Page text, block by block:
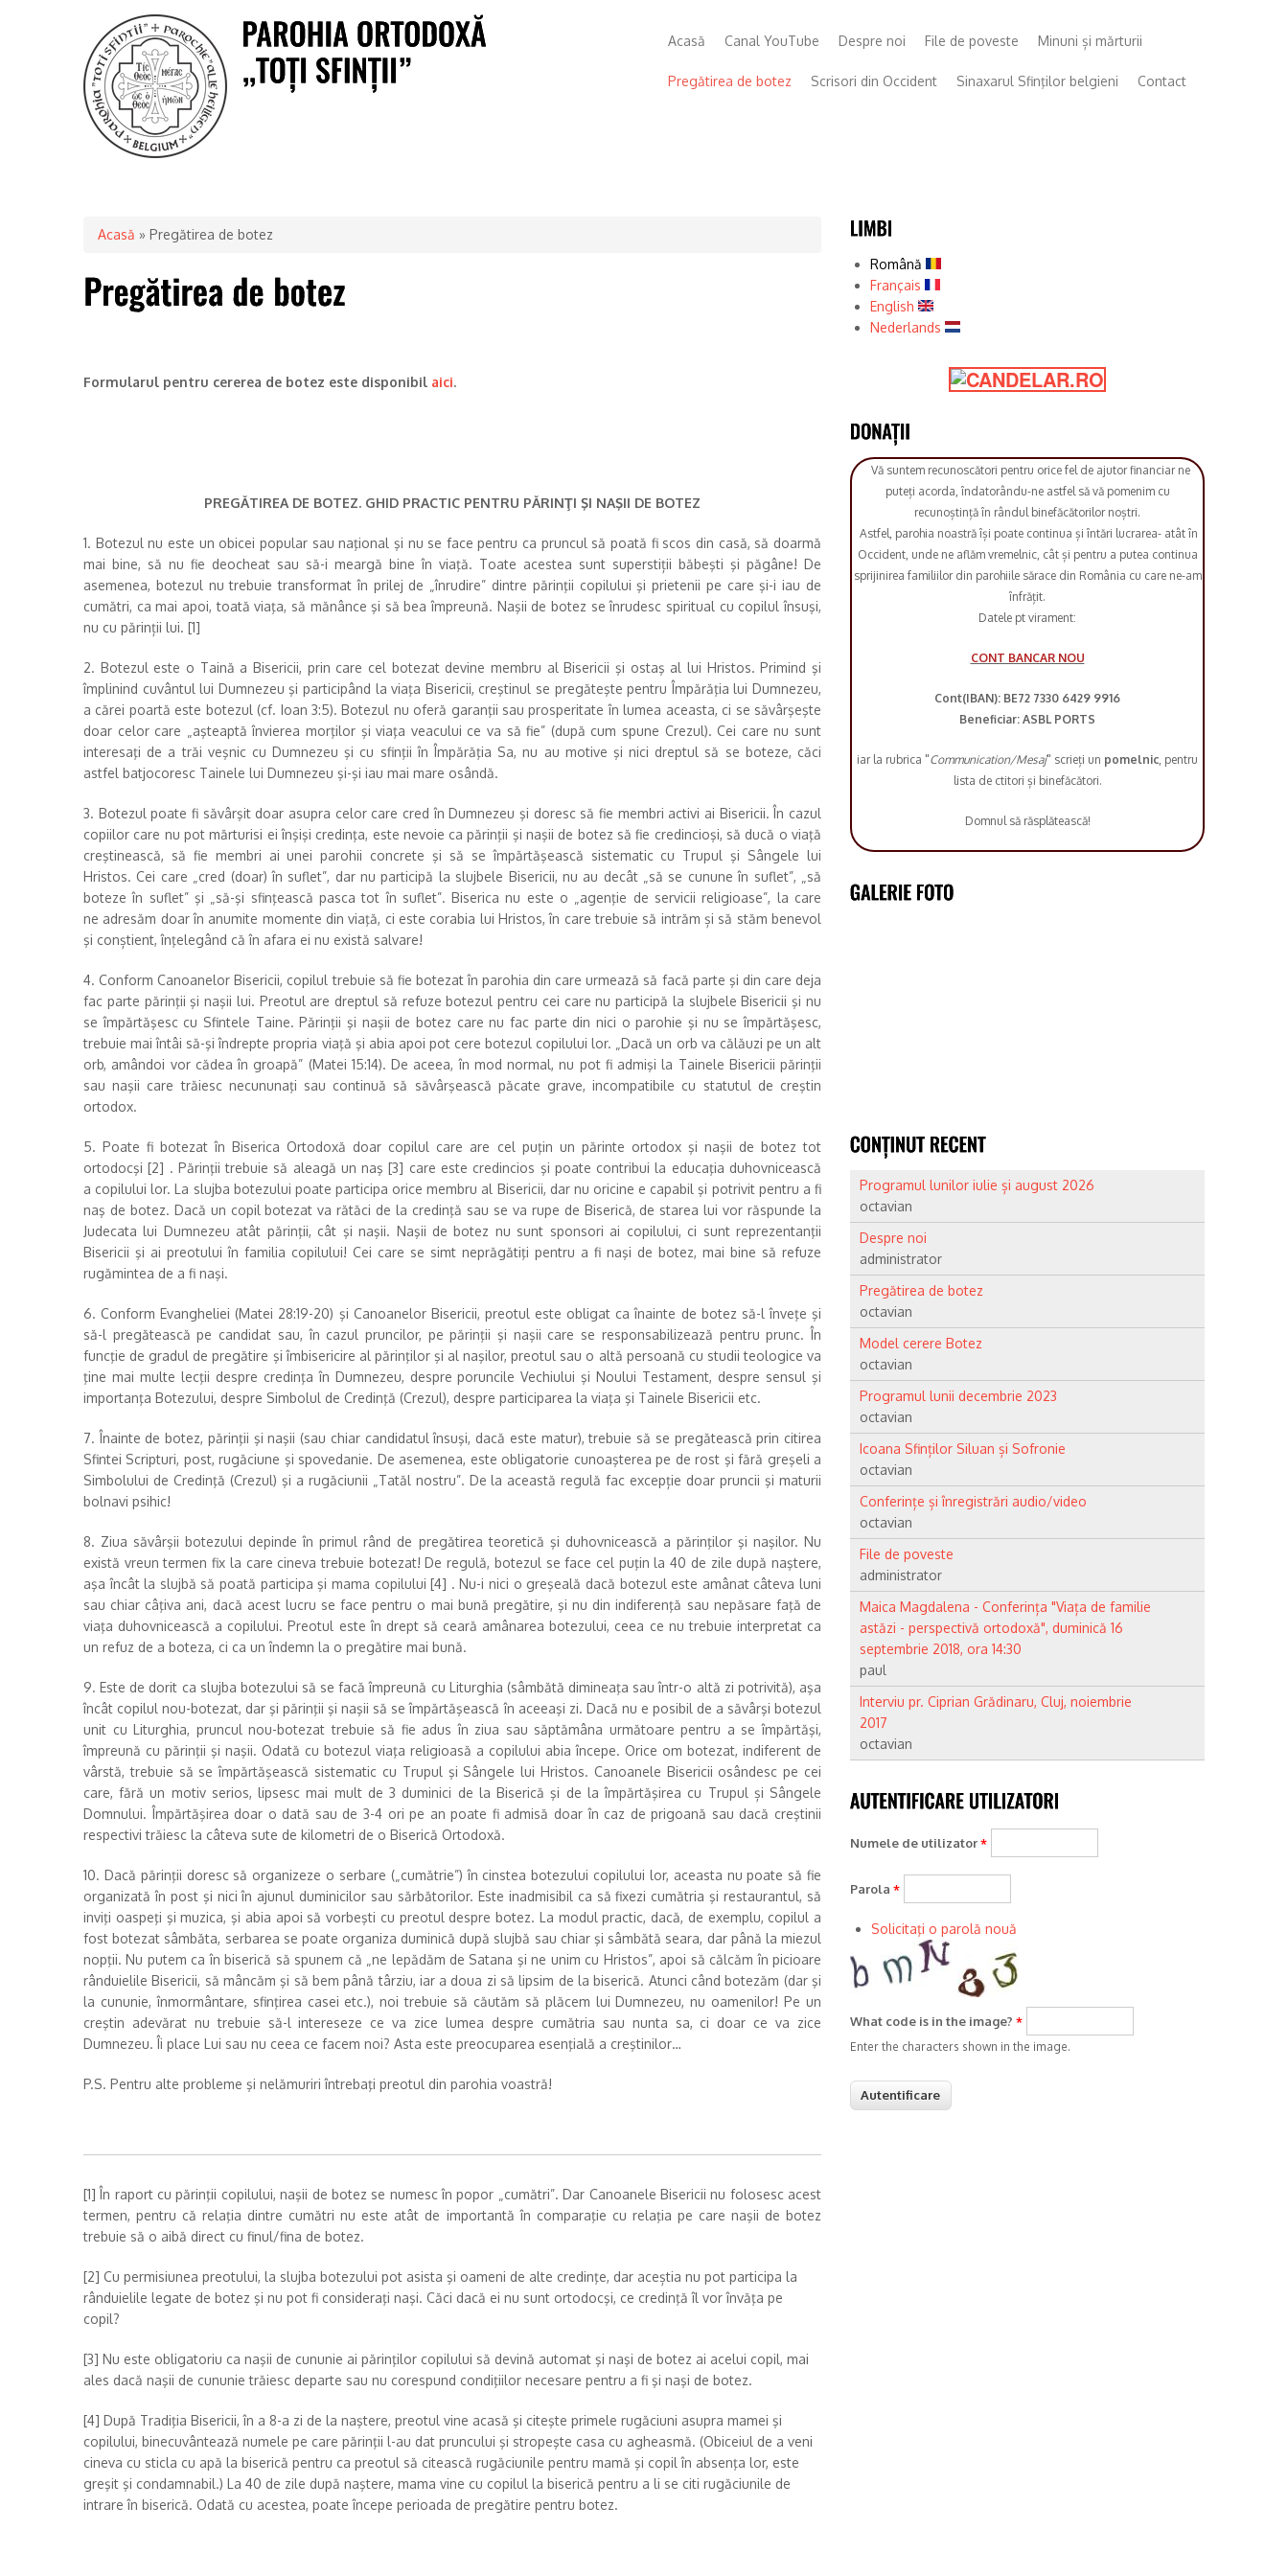
Acasă Canal YouTube Despre noi File de poveste Minuni și mărturii
Pregătirea de botez Scrisori din Occident Sinaxarul Sfinţilor belgieni Contact
Acasă » Pregătirea de botez
Formularul pentru cererea de botez este disponibil aici.
PREGĂTIREA DE BOTEZ. GHID PRACTIC PENTRU PĂRINŢI ŞI NAŞII DE BOTEZ
1. Botezul nu este un obicei popular sau naţional şi nu se face pentru ca pruncul să poată fi scos din casă, să doarmă
mai bine, să nu fie deocheat sau să-i meargă bine în viaţă. Toate acestea sunt superstiții băbeşti şi păgâne! De
asemenea, botezul nu trebuie transformat în prilej de „înrudire” dintre părinţii copilului şi prietenii pe care şi-i iau de
cumătri, ca mai apoi, toată viaţa, să mănânce şi să bea împreună. Naşii de botez se înrudesc spiritual cu copilul însuşi,
nu cu părinții lui. [1]
2. Botezul este o Taină a Bisericii, prin care cel botezat devine membru al Bisericii şi ostaş al lui Hristos. Primind şi
împlinind cuvântul lui Dumnezeu şi participând la viaţa Bisericii, creştinul se pregăteşte pentru Împărăţia lui Dumnezeu,
a cărei poartă este botezul (cf. Ioan 3:5). Botezul nu oferă garanţii sau prosperitate în lumea aceasta, ci se săvârşeşte
doar celor care „aşteaptă învierea morţilor şi viaţa veacului ce va să fie” (după cum spune Crezul). Cei care nu sunt
interesaţi de a trăi veşnic cu Dumnezeu şi cu sfinţii în Împărăţia Sa, nu au motive şi nici dreptul să se boteze, căci
astfel batjocoresc Tainele lui Dumnezeu şi-şi iau mai mare osândă.
3. Botezul poate fi săvârşit doar asupra celor care cred în Dumnezeu şi doresc să fie membri activi ai Bisericii. În cazul
copiilor care nu pot mărturisi ei înşişi credinţa, este nevoie ca părinţii şi naşii de botez să fie credincioşi, să ducă o viaţă
creştinească, să fie membri ai unei parohii concrete şi să se împărtăşească sistematic cu Trupul şi Sângele lui
Hristos. Cei care „cred (doar) în suflet”, dar nu participă la slujbele Bisericii, nu au decât „să se cunune în suflet”, „să
boteze în suflet” şi „să-şi sfinţească pasca tot în suflet”. Biserica nu este o „agenţie de servicii religioase”, la care
ne adresăm doar în anumite momente din viaţă, ci este corabia lui Hristos, în care trebuie să intrăm și să stăm benevol
şi conștient, înţelegând că în afara ei nu există salvare!
4. Conform Canoanelor Bisericii, copilul trebuie să fie botezat în parohia din care urmează să facă parte şi din care deja
fac parte părinţii şi naşii lui. Preotul are dreptul să refuze botezul pentru cei care nu participă la slujbele Bisericii şi nu
se împărtăşesc cu Sfintele Taine. Părinţii şi naşii de botez care nu fac parte din nici o parohie şi nu se împărtăşesc,
trebuie mai întâi să-şi îndrepte propria viaţă şi abia apoi pot cere botezul copilului lor. „Dacă un orb va călăuzi pe un alt
orb, amândoi vor cădea în groapă” (Matei 15:14). De aceea, în mod normal, nu pot fi admişi la Tainele Bisericii părinţii
sau naşii care trăiesc necununaţi sau continuă să săvârşească păcate grave, incompatibile cu statutul de creştin
ortodox.
5. Poate fi botezat în Biserica Ortodoxă doar copilul care are cel puţin un părinte ortodox şi naşii de botez tot
ortodocşi [2] . Părinţii trebuie să aleagă un naş [3] care este credincios şi poate contribui la educaţia duhovnicească
a copilului lor. La slujba botezului poate participa orice membru al Bisericii, dar nu oricine e capabil şi potrivit pentru a fi
naş de botez. Dacă un copil botezat va rătăci de la credinţă sau se va rupe de Biserică, de starea lui vor răspunde la
Judecata lui Dumnezeu atât părinţii, cât şi naşii. Naşii de botez nu sunt sponsori ai copilului, ci sunt reprezentanţii
Bisericii şi ai preotului în familia copilului! Cei care se simt neprăgătiţi pentru a fi naşi de botez, mai bine să refuze
rugămintea de a fi naşi.
6. Conform Evangheliei (Matei 28:19-20) şi Canoanelor Bisericii, preotul este obligat ca înainte de botez să-l înveţe şi
să-l pregătească pe candidat sau, în cazul pruncilor, pe părinţii şi naşii care se responsabilizează pentru prunc. În
funcţie de gradul de pregătire şi îmbisericire al părinţilor şi al naşilor, preotul sau o altă persoană cu studii teologice va
ţine mai multe lecţii despre credinţa în Dumnezeu, despre poruncile Vechiului şi Noului Testament, despre sensul şi
importanţa Botezului, despre Simbolul de Credinţă (Crezul), despre participarea la viaţa şi Tainele Bisericii etc.
7. Înainte de botez, părinţii şi naşii (sau chiar candidatul însuşi, dacă este matur), trebuie să se pregătească prin citirea
Sfintei Scripturi, post, rugăciune şi spovedanie. De asemenea, este obligatorie cunoaşterea pe de rost şi fără greşeli a
Simbolului de Credinţă (Crezul) şi a rugăciunii „Tatăl nostru”. De la această regulă fac excepție doar pruncii şi maturii
bolnavi psihic!
8. Ziua săvârşii botezului depinde în primul rând de pregătirea teoretică şi duhovnicească a părinţilor şi naşilor. Nu
există vreun termen fix la care cineva trebuie botezat! De regulă, botezul se face cel puţin la 40 de zile după naştere,
aşa încât la slujbă să poată participa şi mama copilului [4] . Nu-i nici o greşeală dacă botezul este amânat câteva luni
sau chiar câţiva ani, dacă acest lucru se face pentru o mai bună pregătire, şi nu din indiferenţă sau nepăsare faţă de
viaţa duhovnicească a copilului. Preotul este în drept să ceară amânarea botezului, ceea ce nu trebuie interpretat ca
un refuz de a boteza, ci ca un îndemn la o pregătire mai bună.
9. Este de dorit ca slujba botezului să se facă împreună cu Liturghia (sâmbătă dimineaţa sau într-o altă zi potrivită), aşa
încât copilul nou-botezat, dar şi părinţii şi naşii să se împărtăşească în aceeaşi zi. Dacă nu e posibil de a săvârşi botezul
unit cu Liturghia, pruncul nou-botezat trebuie să fie adus în ziua sau săptămâna următoare pentru a se împărtăşi,
împreună cu părinţii şi naşii. Odată cu botezul viaţa religioasă a copilului abia începe. Orice om botezat, indiferent de
vârstă, trebuie să se împărtăşească sistematic cu Trupul şi Sângele lui Hristos. Canoanele Bisericii osândesc pe cei
care, fără un motiv serios, lipsesc mai mult de 3 duminici de la Biserică şi de la împărtăşirea cu Trupul și Sângele
Domnului. Împărtăşirea doar o dată sau de 3-4 ori pe an poate fi admisă doar în caz de prigoană sau dacă creştinii
respectivi trăiesc la câteva sute de kilometri de o Biserică Ortodoxă.
10. Dacă părinţii doresc să organizeze o serbare („cumătrie”) în cinstea botezului copilului lor, aceasta nu poate să fie
organizată în post şi nici în ajunul duminicilor sau sărbătorilor. Este inadmisibil ca să fixezi cumătria şi restaurantul, să
inviţi oaspeţi şi muzica, şi abia apoi să vorbeşti cu preotul despre botez. La modul practic, dacă, de exemplu, copilul a
fost botezat sâmbăta, serbarea se poate organiza duminică după slujbă sau chiar şi sâmbătă seara, dar până la miezul
nopţii. Nu putem ca în biserică să spunem că „ne lepădăm de Satana şi ne unim cu Hristos”, apoi să călcăm în picioare
rânduielile Bisericii, să mâncăm şi să bem până târziu, iar a doua zi să lipsim de la biserică. Atunci când botezăm (dar şi
la cununie, înmormântare, sfinţirea casei etc.), noi trebuie să căutăm să plăcem lui Dumnezeu, nu oamenilor! Pe un
creştin adevărat nu trebuie să-l intereseze ce va zice lumea despre cumătria sau nunta sa, ci doar ce va zice
Dumnezeu. Îi place Lui sau nu ceea ce facem noi? Asta este preocuparea esenţială a creştinilor…
P.S. Pentru alte probleme şi nelămuriri întrebaţi preotul din parohia voastră!
[1] În raport cu părinţii copilului, naşii de botez se numesc în popor „cumătri”. Dar Canoanele Bisericii nu folosesc acest
termen, pentru că relaţia dintre cumătri nu este atât de importantă în comparaţie cu relaţia pe care naşii de botez
trebuie să o aibă direct cu finul/fina de botez.
[2] Cu permisiunea preotului, la slujba botezului pot asista şi oameni de alte credinţe, dar aceștia nu pot participa la
rânduielile legate de botez şi nu pot fi consideraţi naşi. Căci dacă ei nu sunt ortodocşi, ce credinţă îl vor învăţa pe
copil?
[3] Nu este obligatoriu ca naşii de cununie ai părinţilor copilului să devină automat şi naşi de botez ai acelui copil, mai
ales dacă naşii de cununie trăiesc departe sau nu corespund condiţiilor necesare pentru a fi şi naşi de botez.
[4] După Tradiţia Bisericii, în a 8-a zi de la naştere, preotul vine acasă şi citeşte primele rugăciuni asupra mamei şi
copilului, binecuvântează numele pe care părinţii l-au dat pruncului şi stropeşte casa cu agheasmă. (Obiceiul de a veni
cineva cu sticla cu apă la biserică pentru ca preotul să citească rugăciunile pentru mamă şi copil în absenţa lor, este
greşit şi condamnabil.) La 40 de zile după naştere, mama vine cu copilul la biserică pentru a li se citi rugăciunile de
intrare în biserică. Odată cu acestea, poate începe perioada de pregătire pentru botez.
Română
Français
English
Nederlands
Vă suntem recunoscători pentru orice fel de ajutor financiar ne
puteți acorda, îndatorându-ne astfel să vă pomenim cu
recunoștință în rândul binefăcătorilor noștri.
Astfel, parohia noastră își poate continua și întări lucrarea- atât în
Occident, unde ne aflăm vremelnic, cât și pentru a putea continua
sprijinirea familiilor din parohiile sărace din România cu care ne-am
înfrățit.
Datele pt virament:
CONT BANCAR NOU
Cont(IBAN): BE72 7330 6429 9916
Beneficiar: ASBL PORTS
iar la rubrica "Communication/Mesaj" scrieți un pomelnic, pentru
lista de ctitori și binefăcători.
Domnul să răsplătească!
Programul lunilor iulie și august 2026
octavian
Despre noi
administrator
Pregătirea de botez
octavian
Model cerere Botez
octavian
Programul lunii decembrie 2023
octavian
Icoana Sfinților Siluan și Sofronie
octavian
Conferințe și înregistrări audio/video
octavian
File de poveste
administrator
Maica Magdalena - Conferința "Viața de familie
astăzi - perspectivă ortodoxă", duminică 16
septembrie 2018, ora 14:30
paul
Interviu pr. Ciprian Grădinaru, Cluj, noiembrie
2017
octavian
Numele de utilizator*
Parola *
Solicitaţi o parolă nouă
What code is in the image? *
Enter the characters shown in the image.